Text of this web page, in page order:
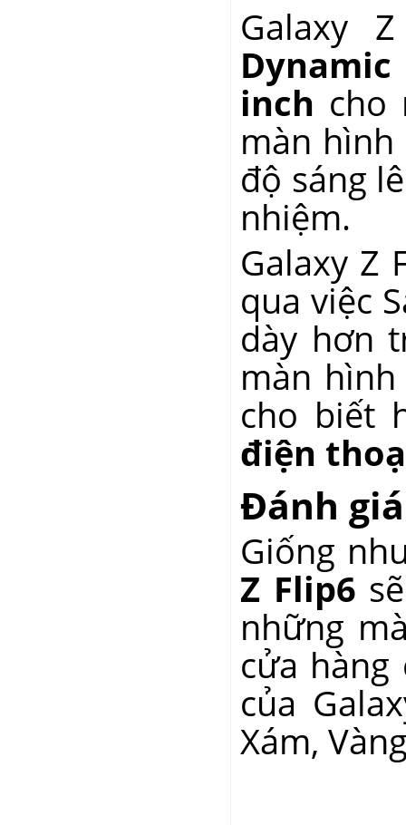
Galaxy
Dynamic
inch cho
màn hình
độ sáng
nhiệm.
Galaxy Z
qua việc
dày hơn
màn
cho biết
điện
Đánh
Giống
Z Flip6
những
cửa hàng
của
Xám,